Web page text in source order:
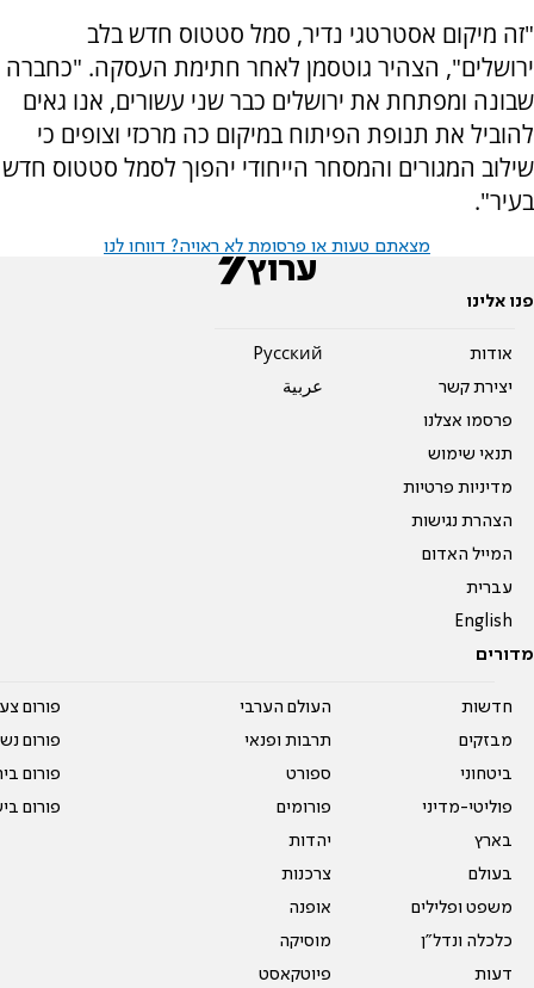
"זה מיקום אסטרטגי נדיר, סמל סטטוס חדש בלב
ירושלים", הצהיר גוטסמן לאחר חתימת העסקה. "כחברה
שבונה ומפתחת את ירושלים כבר שני עשורים, אנו גאים
להוביל את תנופת הפיתוח במיקום כה מרכזי וצופים כי
שילוב המגורים והמסחר הייחודי יהפוך לסמל סטטוס חדש
בעיר".
מצאתם טעות או פרסומת לא ראויה? דווחו לנו
פנו אלינו
אודות
יצירת קשר
פרסמו אצלנו
תנאי שימוש
מדיניות פרטיות
הצהרת נגישות
המייל האדום
עברית
English
Pусский
عربية
מדורים
חדשות
מבזקים
ביטחוני
פוליטי-מדיני
בארץ
בעולם
משפט ופלילים
כלכלה ונדל"ן
דעות
העולם הערבי
תרבות ופנאי
ספורט
פורומים
יהדות
צרכנות
אופנה
מוסיקה
פיוטקאסט
פורום
פורום
פורום
פורום